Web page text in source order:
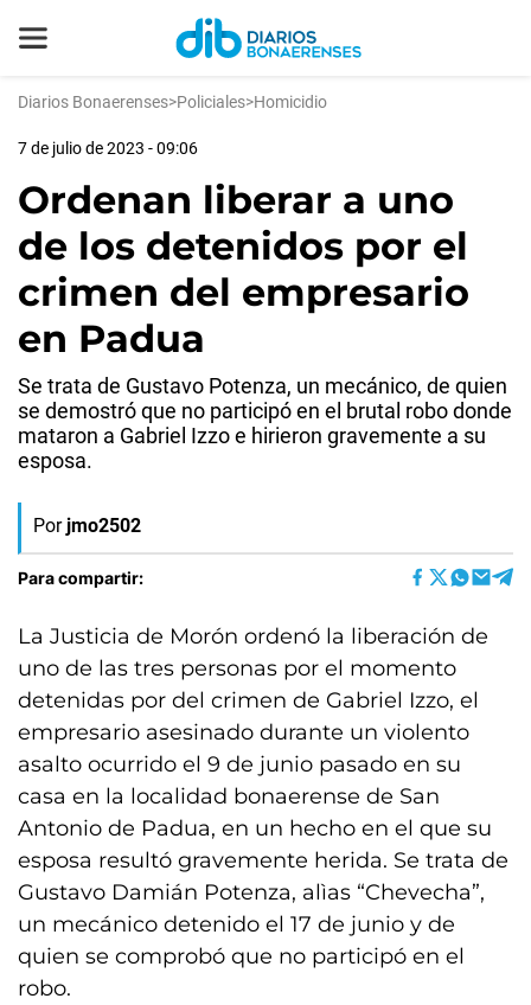
Diarios Bonaerenses>Policiales>Homicidio
7 de julio de 2023 - 09:06
Ordenan liberar a uno
de los detenidos por el
crimen del empresario
en Padua
Se trata de Gustavo Potenza, un mecánico, de quien
se demostró que no participó en el brutal robo donde
mataron a Gabriel Izzo e hirieron gravemente a su
esposa.
Por jmo2502
Para compartir:
La Justicia de Morón ordenó la liberación de
uno de las tres personas por el momento
detenidas por del crimen de Gabriel Izzo, el
empresario asesinado durante un violento
asalto ocurrido el 9 de junio pasado en su
casa en la localidad bonaerense de San
Antonio de Padua, en un hecho en el que su
esposa resultó gravemente herida. Se trata de
Gustavo Damián Potenza, alìas “Chevecha”,
un mecánico detenido el 17 de junio y de
quien se comprobó que no participó en el
robo.